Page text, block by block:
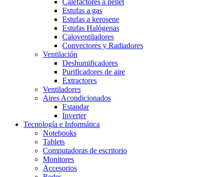
Calefactores a pellet
Estufas a gas
Estufas a kerosene
Estufas Halógenas
Caloventiladores
Convectores y Radiadores
Ventilación
Deshumificadores
Purificadores de aire
Extractores
Ventiladores
Aires Acondicionados
Estandar
Inverter
Tecnología e Informática
Notebooks
Tablets
Computadoras de escritorio
Monitores
Accesorios